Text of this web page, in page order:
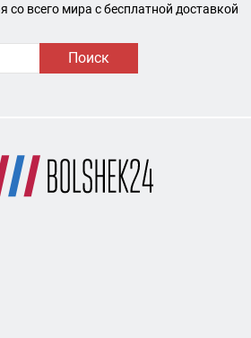
со всего мира с бесплатной доставкой
Поиск